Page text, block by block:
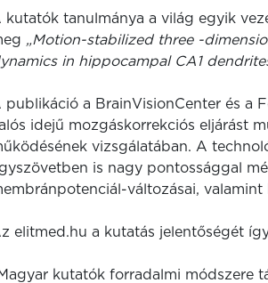
kutatók tanulmánya a világ egyik
„Motion-stabilized three -
in hippocampal CA1
publikáció a BrainVisionCenter és a
idejű mozgáskorrekciós eljárást
vizsgálatában. A
is nagy pontossággal
változásai, valamint
elitmed.hu a kutatás jelentőségét
kutatók forradalmi módszere